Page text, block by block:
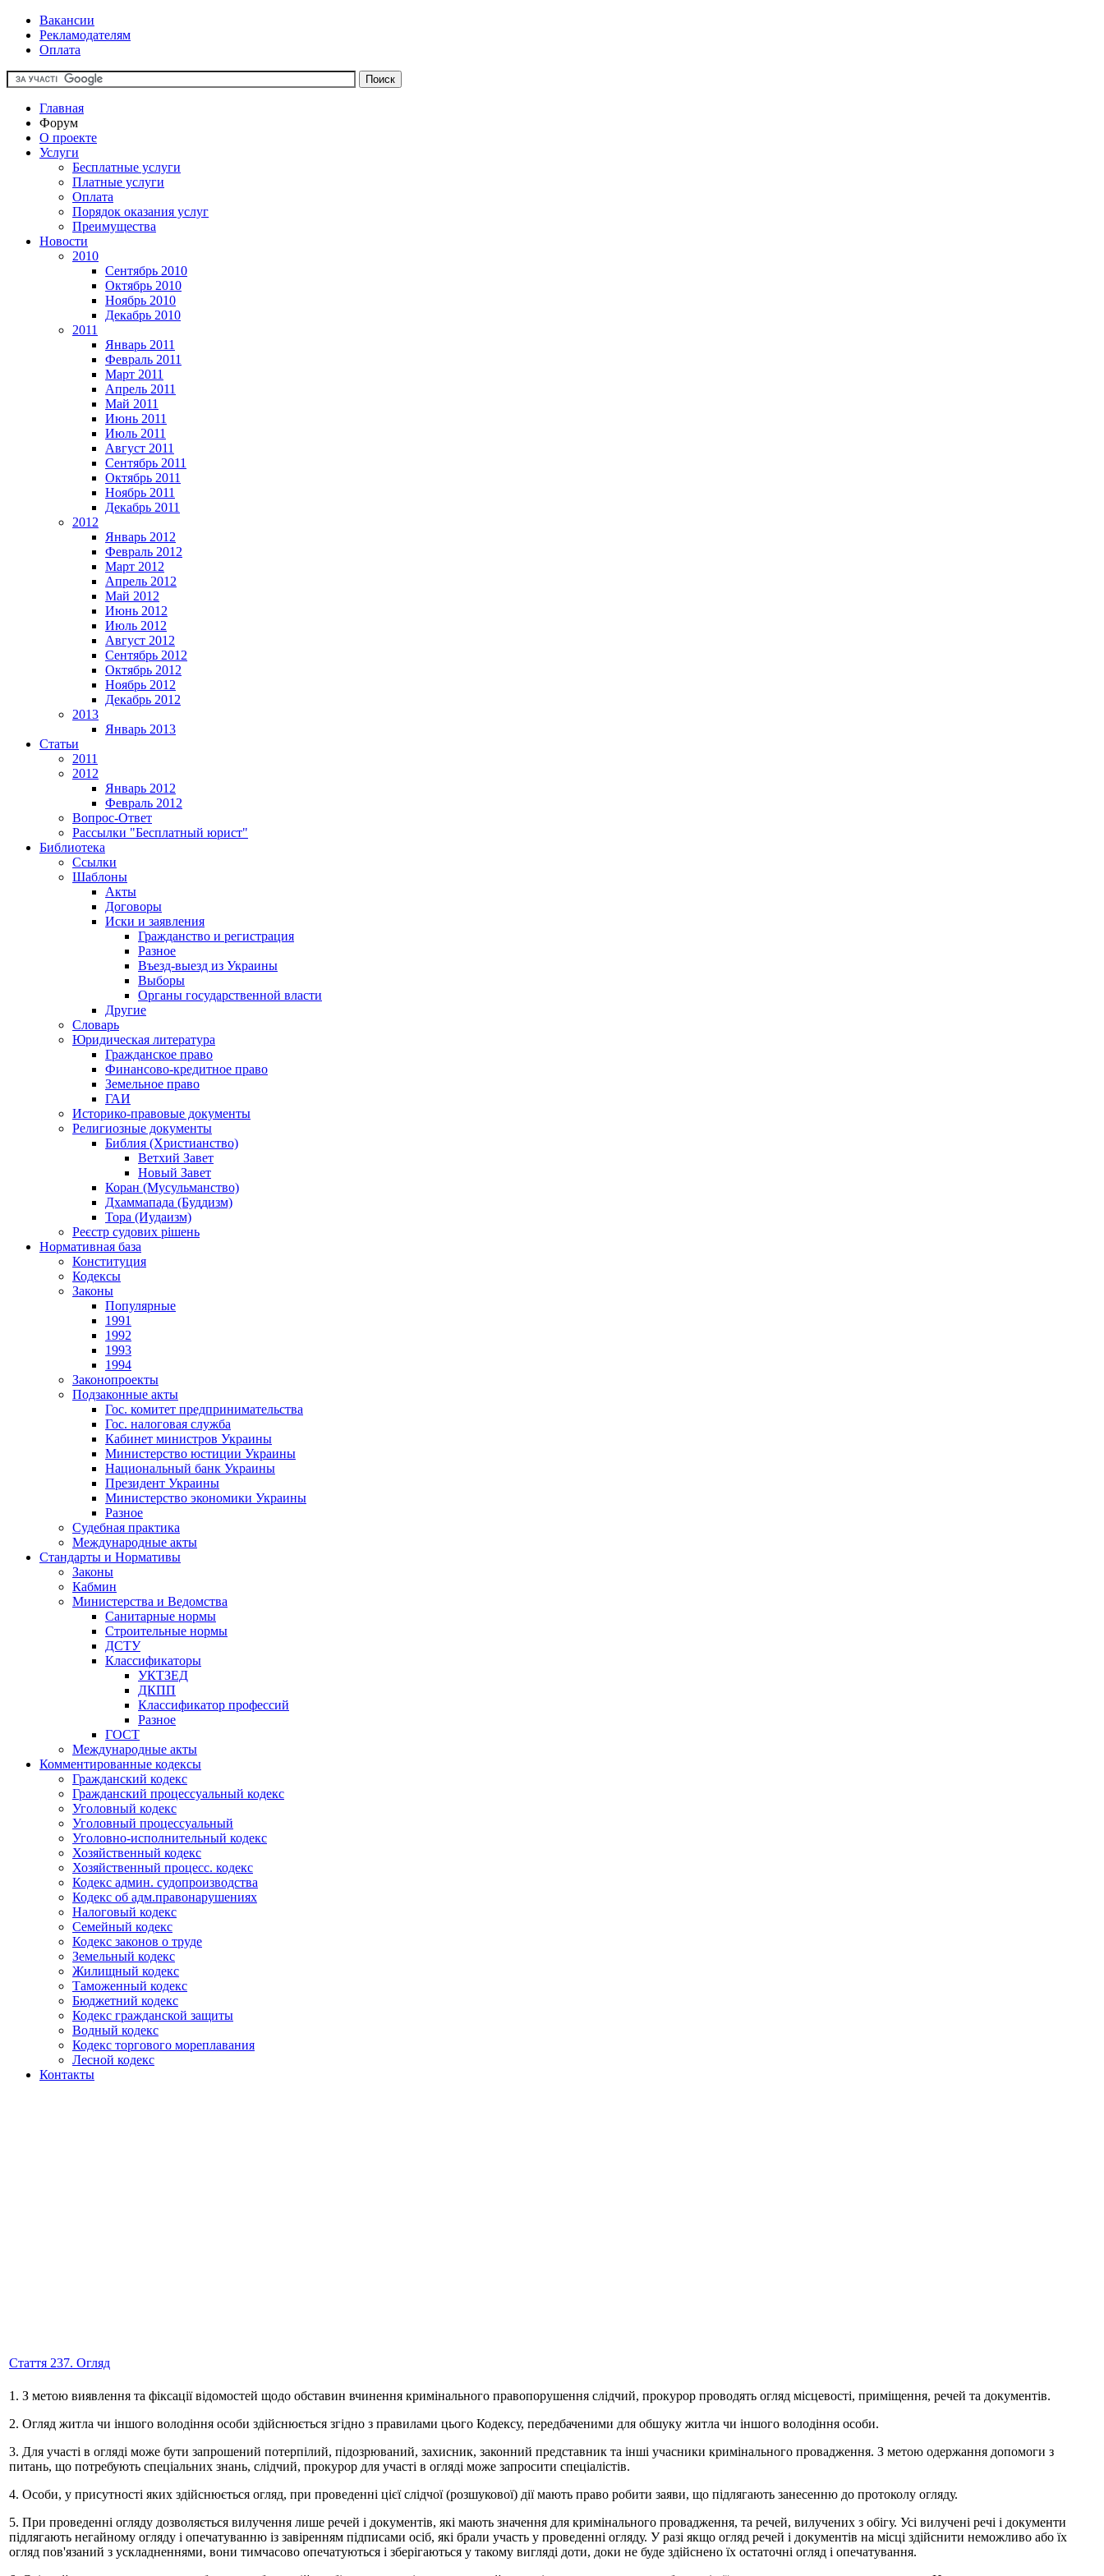
Вакансии
Рекламодателям
Оплата
Главная
Форум
О проекте
Услуги
Бесплатные услуги
Платные услуги
Оплата
Порядок оказания услуг
Преимущества
Новости
2010
Сентябрь 2010
Октябрь 2010
Ноябрь 2010
Декабрь 2010
2011
Январь 2011
Февраль 2011
Март 2011
Апрель 2011
Май 2011
Июнь 2011
Июль 2011
Август 2011
Сентябрь 2011
Октябрь 2011
Ноябрь 2011
Декабрь 2011
2012
Январь 2012
Февраль 2012
Март 2012
Апрель 2012
Май 2012
Июнь 2012
Июль 2012
Август 2012
Сентябрь 2012
Октябрь 2012
Ноябрь 2012
Декабрь 2012
2013
Январь 2013
Статьи
2011
2012
Январь 2012
Февраль 2012
Вопрос-Ответ
Рассылки "Бесплатный юрист"
Библиотека
Ссылки
Шаблоны
Акты
Договоры
Иски и заявления
Гражданство и регистрация
Разное
Въезд-выезд из Украины
Выборы
Органы государственной власти
Другие
Словарь
Юридическая литература
Гражданское право
Финансово-кредитное право
Земельное право
ГАИ
Историко-правовые документы
Религиозные документы
Библия (Христианство)
Ветхий Завет
Новый Завет
Коран (Мусульманство)
Дхаммапада (Буддизм)
Тора (Иудаизм)
Реєстр судових рішень
Нормативная база
Конституция
Кодексы
Законы
Популярные
1991
1992
1993
1994
Законопроекты
Подзаконные акты
Гос. комитет предпринимательства
Гос. налоговая служба
Кабинет министров Украины
Министерство юстиции Украины
Национальный банк Украины
Президент Украины
Министерство экономики Украины
Разное
Судебная практика
Международные акты
Стандарты и Нормативы
Законы
Кабмин
Министерства и Ведомства
Санитарные нормы
Строительные нормы
ДСТУ
Классификаторы
УКТЗЕД
ДКПП
Классификатор профессий
Разное
ГОСТ
Международные акты
Комментированные кодексы
Гражданский кодекс
Гражданский процессуальный кодекс
Уголовный кодекс
Уголовный процессуальный
Уголовно-исполнительный кодекс
Хозяйственный кодекс
Хозяйственный процесс. кодекс
Кодекс админ. судопроизводства
Кодекс об адм.правонарушениях
Налоговый кодекс
Семейный кодекс
Кодекс законов о труде
Земельный кодекс
Жилищный кодекс
Таможенный кодекс
Бюджетний кодекс
Кодекс гражданской защиты
Водный кодекс
Кодекс торгового мореплавания
Лесной кодекс
Контакты
Стаття 237. Огляд
1. З метою виявлення та фіксації відомостей щодо обставин вчинення кримінального правопорушення слідчий, прокурор проводять огляд місцевості, приміщення, речей та документів.
2. Огляд житла чи іншого володіння особи здійснюється згідно з правилами цього Кодексу, передбаченими для обшуку житла чи іншого володіння особи.
3. Для участі в огляді може бути запрошений потерпілий, підозрюваний, захисник, законний представник та інші учасники кримінального провадження. З метою одержання допомоги з
питань, що потребують спеціальних знань, слідчий, прокурор для участі в огляді може запросити спеціалістів.
4. Особи, у присутності яких здійснюється огляд, при проведенні цієї слідчої (розшукової) дії мають право робити заяви, що підлягають занесенню до протоколу огляду.
5. При проведенні огляду дозволяється вилучення лише речей і документів, які мають значення для кримінального провадження, та речей, вилучених з обігу. Усі вилучені речі і документи
підлягають негайному огляду і опечатуванню із завіренням підписами осіб, які брали участь у проведенні огляду. У разі якщо огляд речей і документів на місці здійснити неможливо або їх
огляд пов'язаний з ускладненнями, вони тимчасово опечатуються і зберігаються у такому вигляді доти, доки не буде здійснено їх остаточні огляд і опечатування.